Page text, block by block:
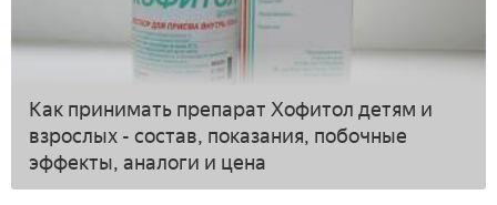
Как принимать препарат Хофитол детям и
взрослых - состав, показания, побочные
эффекты, аналоги и цена